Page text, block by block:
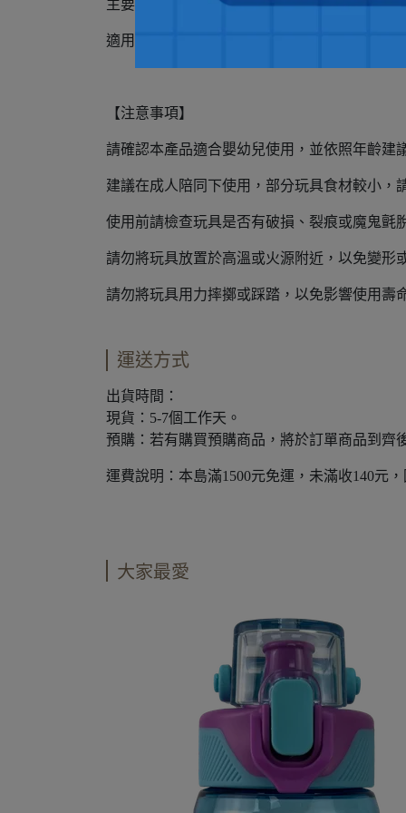
主要材質 :聚丙烯(PP)、樹脂(ABS)、聚苯乙烯
適用年齡 3歲以上
【注意事項】
請確認本產品適合嬰幼兒使用，並依照年齡建
建議在成人陪同下使用，部分玩具食材較小，
使用前請檢查玩具是否有破損、裂痕或魔鬼氈
請勿將玩具放置於高溫或火源附近，以免變形
請勿將玩具用力摔擲或踩踏，以免影響使用壽
運送方式
出貨時間：
現貨：5-7個工作天。
預購：若有購買預購商品，將於訂單商品到齊
運費說明：本島滿1500元免運，未滿收140元
大家最愛